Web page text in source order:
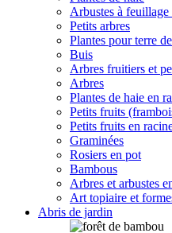
Arbustes à feuillage
Petits arbres
Plantes pour terre
Buis
Arbres fruitiers et
Arbres
Plantes de haie en
Petits fruits
Petits fruits en
Graminées
Rosiers en pot
Bambous
Arbres et arbustes
Art topiaire et
Abris de jardin